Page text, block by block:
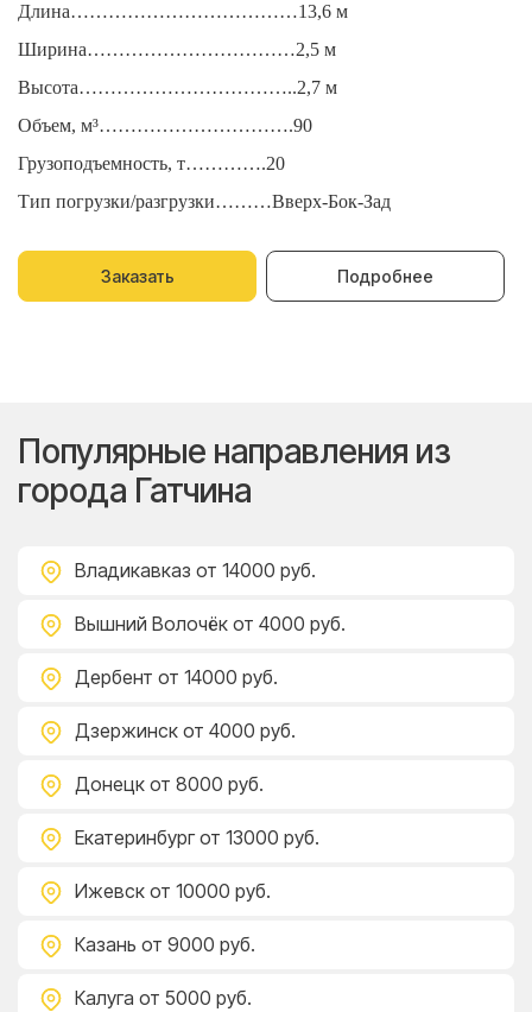
Длина………………………………13,6 м
Ширина……………………………2,5 м
Высота……………………………..2,7 м
Объем, м³………………………….90
Грузоподъемность, т………….20
Тип погрузки/разгрузки………Вверх-Бок-Зад
Заказать Подробнее
Популярные направления из
города Гатчина
Владикавказ от 14000 руб.
Вышний Волочёк от 4000 руб.
Дербент от 14000 руб.
Дзержинск от 4000 руб.
Донецк от 8000 руб.
Екатеринбург от 13000 руб.
Ижевск от 10000 руб.
Казань от 9000 руб.
Калуга от 5000 руб.